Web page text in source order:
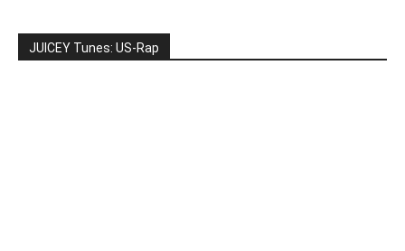
JUICEY Tunes: US-Rap